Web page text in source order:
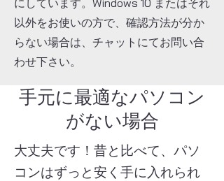
にしています。Windows 10 またはそれ
以外をお使いの方で、確認方法が分か
らない場合は、チャットにてお問い合
わせ下さい。
​手元に最適なパソコン
がない場合
大丈夫です！昔と比べて、パソ
コンはずっと安く手に入れられ